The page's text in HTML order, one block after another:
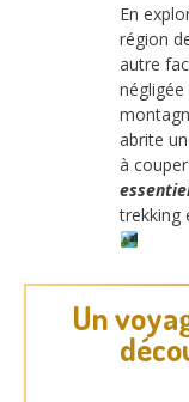
En
région
autre
négligée
abrite
à
trekking
Un